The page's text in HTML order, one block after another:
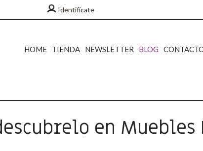
HOME TIENDA NEWSLETTER BLOG
Identifícate
en Muebles